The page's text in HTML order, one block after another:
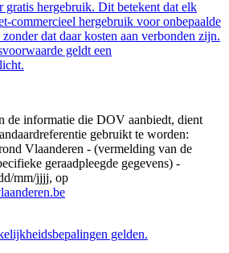
gratis hergebruik. Dit betekent dat elk
commercieel hergebruik voor onbepaalde
dat daar kosten aan verbonden zijn.
geldt een
de informatie die DOV aanbiedt, dient
gebruikt te worden:
Vlaanderen - (vermelding van de
geraadpleegde gegevens) -
mm/jjjj, op
gelden.